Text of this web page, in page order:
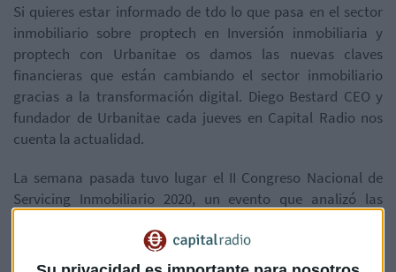
Si quieres estar informado de tdo lo que pasa en el sector
inmobiliario sobre proptech en Inversión inmobiliaria y
proptech con Urbanitae os damos las nuevas claves
financieras que están cambiando el sector inmobiliario
gracias a la transformación digital. Diego Bestard CEO y
fundador de Urbanitae cada jueves en Capital Radio nos
cuenta la actualidad.
La semana pasada tuvo lugar el II Congreso Nacional de
Servicing Inmobiliario 2020, un evento que analizó las
Diego Bestard la conclusión de este evento es que
tecnología se ha convertido en un gran aliado en los